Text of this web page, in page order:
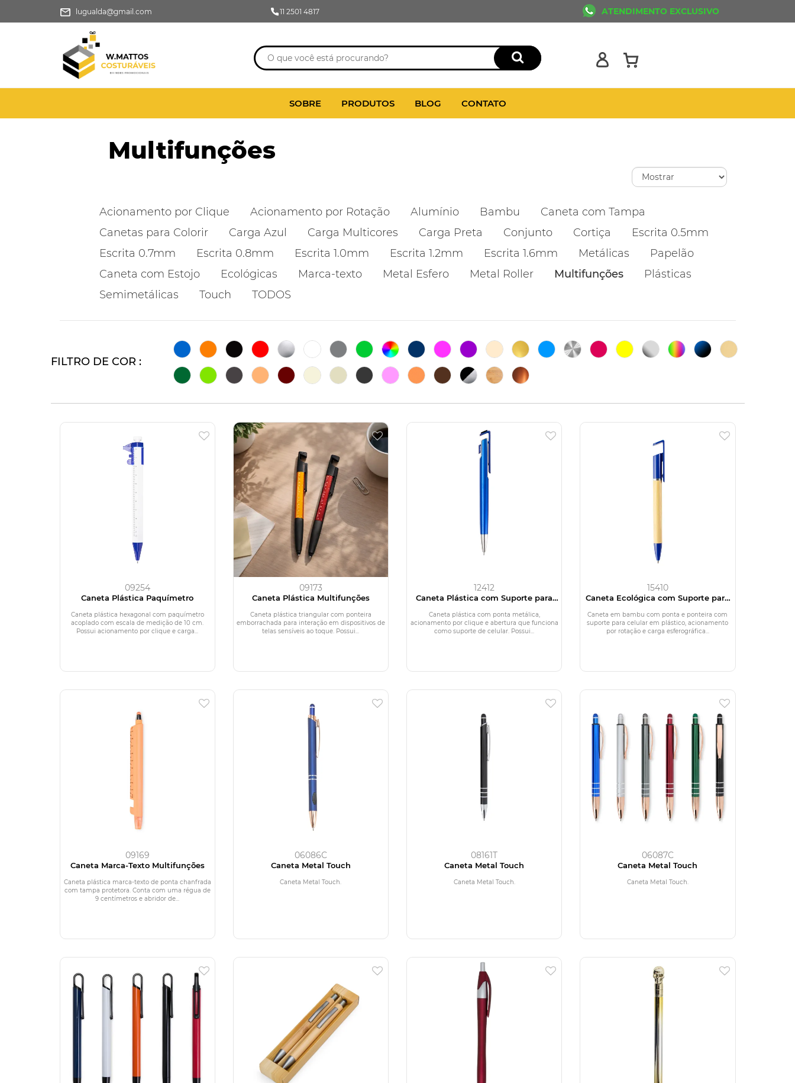
lugualda@gmail.com 11 2501 4817 ATENDIMENTO EXCLUSIVO
SOBRE PRODUTOS BLOG CONTATO
Multifunções
Acionamento por Clique Acionamento por Rotação Alumínio Bambu
Caneta com Tampa
Canetas para Colorir
Carga Azul Carga Multicores Carga Preta Conjunto Cortiça
Escrita 0.5mm
Escrita 0.7mm
Escrita 0.8mm Escrita 1.0mm Escrita 1.2mm Escrita 1.6mm Metálicas
Papelão
Caneta com Estojo
Ecológicas Marca-texto Metal Esfero Metal Roller Multifunções
Plásticas
Semimetálicas
Touch TODOS
FILTRO DE COR :
09254
Caneta Plástica Paquímetro
Caneta plástica hexagonal com paquímetro
acoplado com escala de medição de 10 cm.
Possui acionamento por clique e carga...
09173
Caneta Plástica Multifunções
Caneta plástica triangular com ponteira
emborrachada para interação em dispositivos de
telas sensíveis ao toque. Possui...
12412
Caneta Plástica com Suporte para
Caneta plástica com ponta metálica,
acionamento por clique e abertura que funciona
como suporte de celular. Possui...
15410
Caneta Ecológica com Suporte para
Caneta em bambu com ponta e ponteira com
suporte para celular em plástico, acionamento
por rotação e carga esferográfica...
09169
Caneta Marca-Texto Multifunções
Caneta plástica marca-texto de ponta chanfrada
com tampa protetora. Conta com uma régua de
9 centímetros e abridor de...
06086C
Caneta Metal Touch
Caneta Metal Touch.
08161T
Caneta Metal Touch
Caneta Metal Touch.
06087C
Caneta Metal Touch
Caneta Metal Touch.